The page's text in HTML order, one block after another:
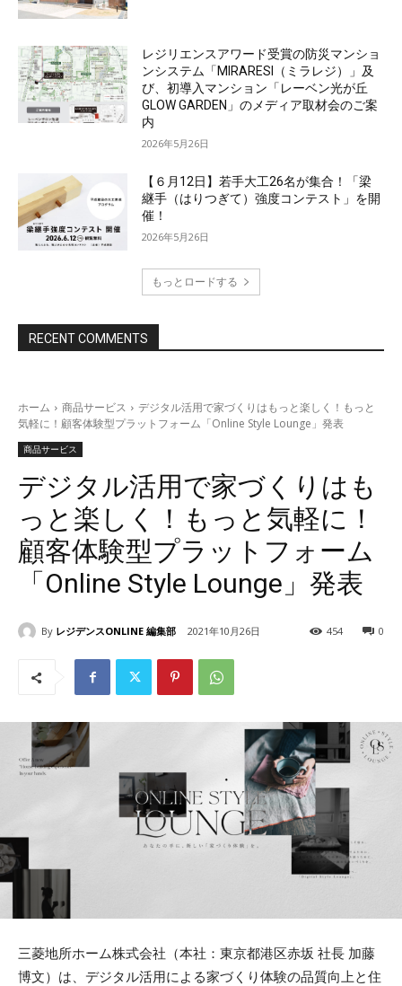
レジリエンスアワード受賞の防災マンショ
ンシステム「MIRARESI（ミラレジ）」及
び、初導入マンション「レーベン光が丘
GLOW GARDEN」のメディア取材会のご案
内
2026年5月26日
【６月12日】若手大工26名が集合！「梁
継手（はりつぎて）強度コンテスト」を開
催！
2026年5月26日
もっとロードする
RECENT COMMENTS